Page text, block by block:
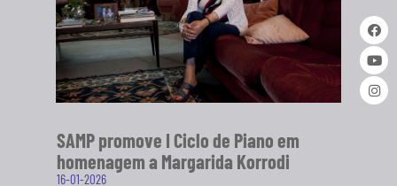
SAMP promove I Ciclo de Piano em
homenagem a Margarida Korrodi
16-01-2026